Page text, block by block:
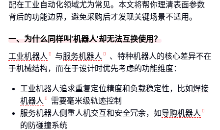
配在工业自动化领域尤为常见。本文将帮你理清表面参数
背后的功能边界，避免采购后才发现关键场景不适用。
一、为什么同样叫'机器人'却无法互换使用？
工业机器人 与服务机器人
、特种机器人的核心差异不在
于机械结构，而在于设计时优先考虑的功能维度：
工业机器人追求重复定位精度和负载稳定性，比如焊接
机器人
需要毫米级轨迹控制
服务机器人侧重人机交互和安全冗余，如导购机器人
的防碰撞系统